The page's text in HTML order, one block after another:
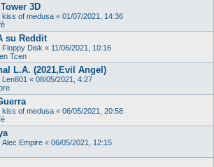
3D
kiss of medusa « 01/07/2021, 14:36
su Reddit
Floppy Disk « 11/06/2021, 10:16
Tcen
L.A. (2021,Evil Angel)
Len801 « 08/05/2021, 4:27
kiss of medusa « 06/05/2021, 20:58
Alec Empire « 06/05/2021, 12:15